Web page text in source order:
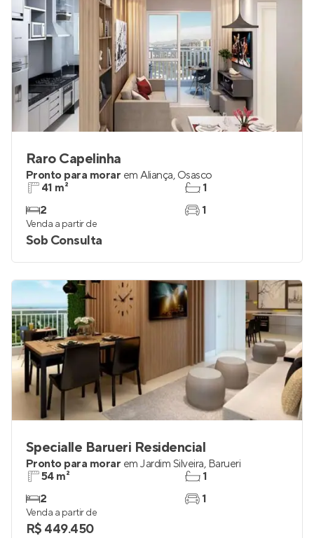
Raro Capelinha
Pronto para morar em Aliança, Osasco
41 m²
2
1
1
Venda a partir de
Sob Consulta
Specialle Barueri Residencial
Pronto para morar em Jardim Silveira, Barueri
54 m²
2
1
1
Venda a partir de
R$ 449.450